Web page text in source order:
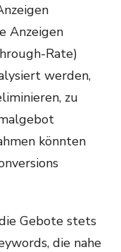
Anzeigen
Rate)
werden,
zu
könnten
Gebote stets
die nahe